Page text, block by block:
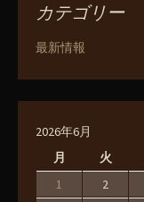
カテゴリー
最新情報
2026年6月
月
火
1 2